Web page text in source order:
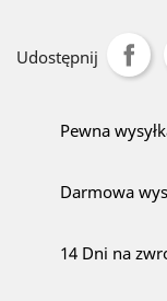
Udostępnij
Pewna
Darmowa
14 Dni na